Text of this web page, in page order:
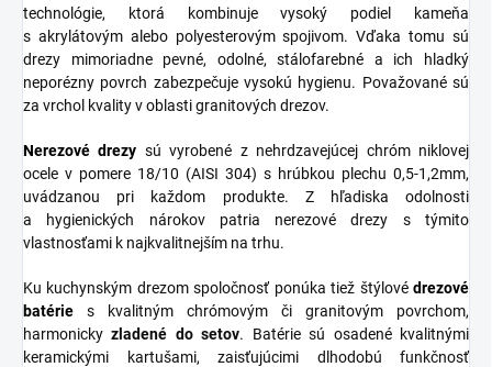
technológie, ktorá kombinuje vysoký podiel kameňa
s akrylátovým alebo polyesterovým spojivom. Vďaka tomu sú
drezy mimoriadne pevné, odolné, stálofarebné a ich hladký
neporézny povrch zabezpečuje vysokú hygienu. Považované sú
za vrchol kvality v oblasti granitových drezov.
Nerezové drezy sú vyrobené z nehrdzavejúcej chróm niklovej
ocele v pomere 18/10 (AISI 304) s hrúbkou plechu 0,5-1,2mm,
uvádzanou pri každom produkte. Z hľadiska odolnosti
a hygienických nárokov patria nerezové drezy s týmito
vlastnosťami k najkvalitnejším na trhu.
Ku kuchynským drezom spoločnosť ponúka tiež štýlové drezové
batérie s kvalitným chrómovým či granitovým povrchom,
harmonickyzladené do setov. Batérie sú osadené kvalitnými
keramickými kartušami, zaisťujúcimi dlhodobú funkčnosť